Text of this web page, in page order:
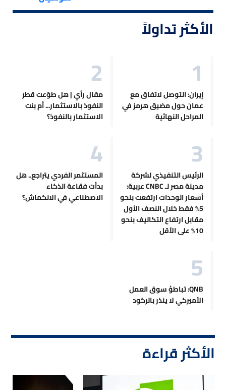
الأكثر تداولاً
إيران: التوصل لاتفاق مع
عمان حول مضيق هرمز في
المراحل النهائية
مقال رأي | هل طوّعت قطر
النفوذ بالاستثمار... أم بنت
الاستثمار بالنفوذ؟
الرئيس التنفيذي لشركة
مدينة مصر لـ CNBC عربية:
أسعار الوحدات ارتفعت بنحو
5% فقط خلال النصف الأول
مقابل ارتفاع التكاليف بنحو
10% على الأقل
المستثمر الفردي يتراجع.. هل
بدأت فقاعة الذكاء
الاصطناعي في الانكماش؟
QNB: تباطؤ سوق العمل
الأميركي لا ينذر بالركود
الأكثر قراءة